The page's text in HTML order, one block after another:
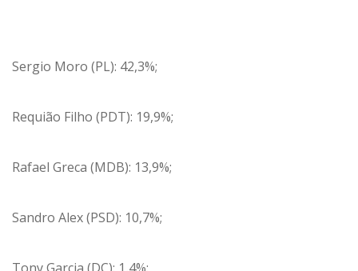
Sergio Moro (PL): 42,3%;
Requião Filho (PDT): 19,9%;
Rafael Greca (MDB): 13,9%;
Sandro Alex (PSD): 10,7%;